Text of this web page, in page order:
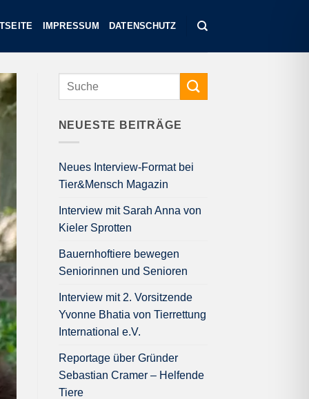
IMPRESSUM DATENSCHUTZ
NEUESTE BEITRÄGE
Neues Interview-Format bei
Tier&Mensch Magazin
Interview mit Sarah Anna von
Kieler Sprotten
Bauernhoftiere bewegen
Seniorinnen und Senioren
Interview mit 2. Vorsitzende
Yvonne Bhatia von Tierrettung
International e.V.
Reportage über Gründer
Sebastian Cramer – Helfende
Tiere